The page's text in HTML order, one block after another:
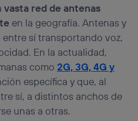
vasta red de antenas
en la geografía. Antenas y
sí transportando voz,
En la actualidad,
como2G, 3G, 4G y
específica y que, al
sí, a distintos anchos de
unas a otras.